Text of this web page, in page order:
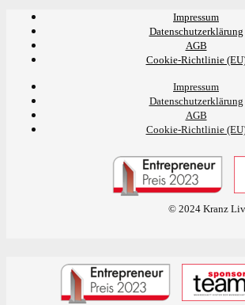
Impressum
Datenschutzerklärung
AGB
Cookie-Richtlinie
Impressum
Datenschutzerklärung
AGB
Cookie-Richtlinie
© 2024 Kranz